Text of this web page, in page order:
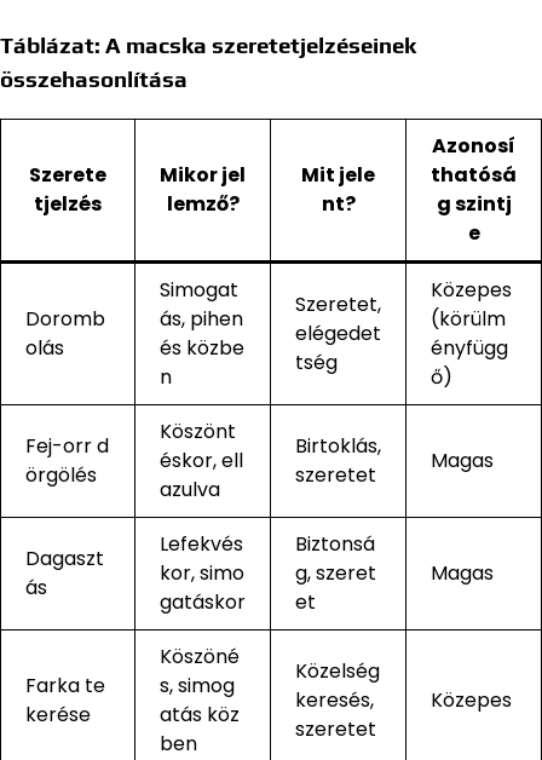
Táblázat: A macska szeretetjelzéseinek
összehasonlítása
Szerete
tjelzés
Mikor jel
lemző?
Mit jele
nt?
Azonosí
thatósá
g szintj
e
Doromb
olás
Simogat
ás, pihen
és közbe
n
Szeretet,
elégedet
tség
Közepes
(körülm
ényfügg
ő)
Fej-orr d
örgölés
Köszönt
éskor, ell
azulva
Birtoklás,
szeretet
Magas
Dagaszt
ás
Lefekvés
kor, simo
gatáskor
Biztonsá
g, szeret
et
Magas
Farka te
kerése
Köszöné
s, simog
atás köz
ben
Közelség
keresés,
szeretet
Közepes